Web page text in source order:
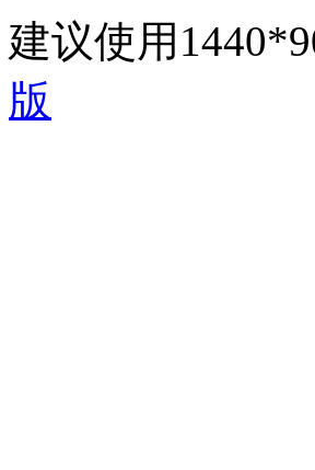
建议使用
版